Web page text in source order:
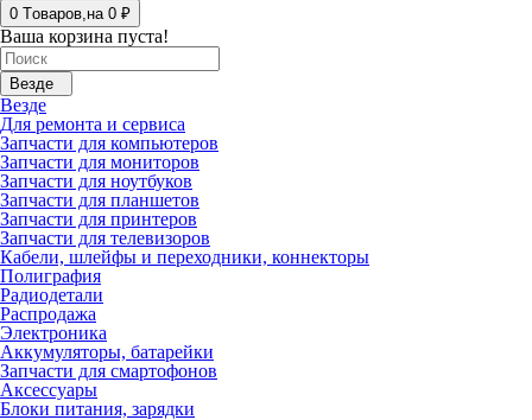
0 Tоваров,на 0 ₽
Ваша корзина пуста!
Везде
Везде
Для ремонта и сервиса
Запчасти для компьютеров
Запчасти для мониторов
Запчасти для ноутбуков
Запчасти для планшетов
Запчасти для принтеров
Запчасти для телевизоров
Кабели, шлейфы и переходники, коннекторы
Полиграфия
Радиодетали
Распродажа
Электроника
Аккумуляторы, батарейки
Запчасти для смартофонов
Аксессуары
Блоки питания, зарядки